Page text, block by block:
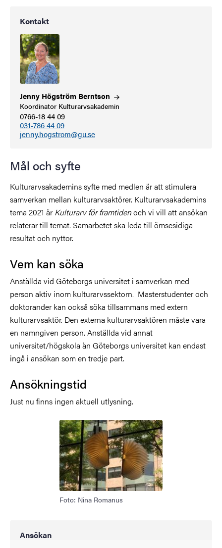
Kontakt
Jenny Högström Berntson
Koordinator Kulturarvsakademin
0766-18 44 09
031-786 44 09
jenny.hogstrom@gu.se
Mål och syfte
Kulturarvsakademins syfte med medlen är att stimulera
samverkan mellan kulturarvsaktörer. Kulturarvsakademins
tema 2021 är Kulturarv för framtidenoch vi vill att ansökan
relaterar till temat. Samarbetet ska leda till ömsesidiga
resultat och nyttor.
Vem kan söka
Anställda vid Göteborgs universitet i samverkan med
person aktiv inom kulturarvssektorn. Masterstudenter och
doktorander kan också söka tillsammans med extern
kulturarvsaktör. Den externa kulturarvsaktören måste vara
en namngiven person. Anställda vid annat
universitet/högskola än Göteborgs universitet kan endast
ingå i ansökan som en tredje part.
Ansökningstid
Just nu finns ingen aktuell utlysning.
Foto: Nina Romanus
Ansökan